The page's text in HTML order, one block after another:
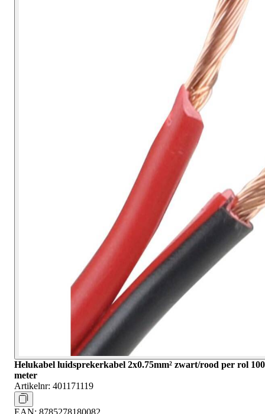
Helukabel luidsprekerkabel 2x0.75mm² zwart/rood per rol 100
meter
Artikelnr: 401171119
EAN: 8785278180082